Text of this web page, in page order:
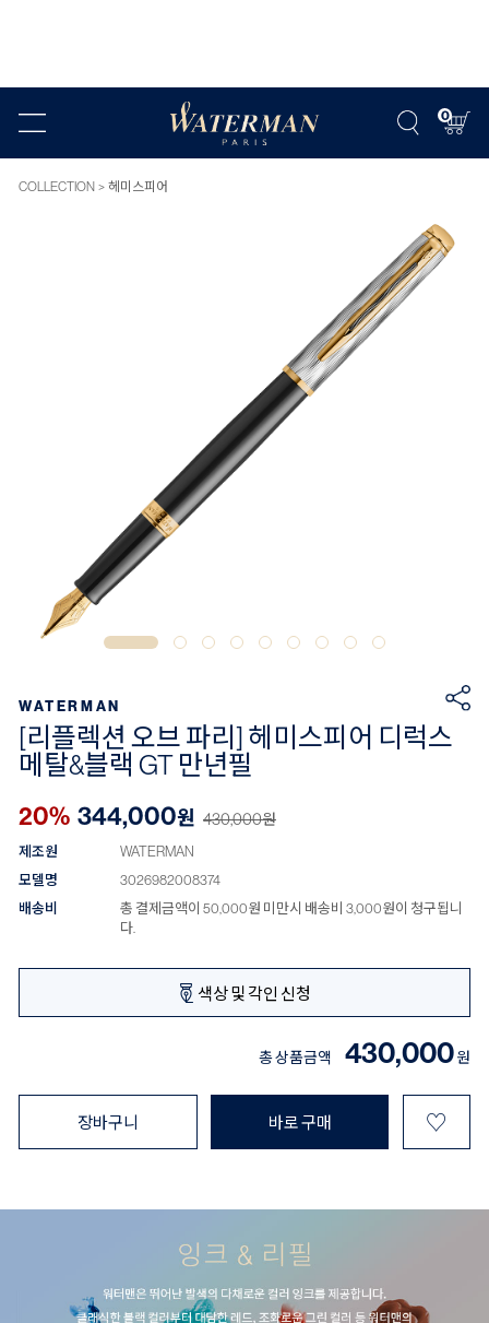
0
COLLECTION 헤미스피어
WATERMAN
[리플렉션 오브 파리] 헤미스피어 디럭스
메탈&블랙 GT 만년필
20% 344,000원 430,000원
제조원
WATERMAN
모델명
3026982008374
배송비
총 결제금액이 50,000원 미만시 배송비 3,000원이 청구됩니
다.
색상 및 각인 신청
총 상품금액 430,000원
장바구니 바로 구매 ♡